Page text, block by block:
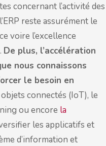
concernant l’activité des
reste assurément le
voire l’excellence
De plus, l’accélération
nous connaissons
le besoin en
objets connectés (IoT), le
ou encore la
les applicatifs et
d’information et